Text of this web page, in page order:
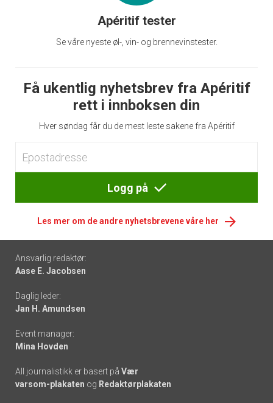
Apéritif tester
Se våre nyeste øl-, vin- og brennevinstester.
Få ukentlig nyhetsbrev fra Apéritif
rett i innboksen din
Hver søndag får du de mest leste sakene fra Apéritif
Logg på
Les mer om de andre nyhetsbrevene våre her
Footer
-
links
Ansvarlig redaktør:
Aase E. Jacobsen
Daglig leder:
Jan H. Amundsen
Event manager:
Mina Hovden
All journalistikk er basert på Vær
varsom-plakaten og Redaktørplakaten